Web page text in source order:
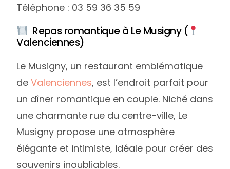
Téléphone : 03 59 36 35 59
Repas romantique à Le Musigny (
Valenciennes)
Le Musigny, un restaurant emblématique
deValenciennes, est l’endroit parfait pour
un dîner romantique en couple. Niché dans
une charmante rue du centre-ville, Le
Musigny propose une atmosphère
élégante et intimiste, idéale pour créer des
souvenirs inoubliables.